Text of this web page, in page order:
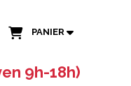
9h-18h)
PANIER